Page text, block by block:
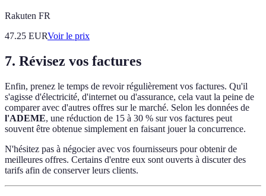
Rakuten FR
47.25 EURVoir le prix
7. Révisez vos factures
Enfin, prenez le temps de revoir régulièrement vos factures. Qu'il
s'agisse d'électricité, d'internet ou d'assurance, cela vaut la peine de
comparer avec d'autres offres sur le marché. Selon les données de
l'ADEME, une réduction de 15 à 30 % sur vos factures peut
souvent être obtenue simplement en faisant jouer la concurrence.
N'hésitez pas à négocier avec vos fournisseurs pour obtenir de
meilleures offres. Certains d'entre eux sont ouverts à discuter des
tarifs afin de conserver leurs clients.